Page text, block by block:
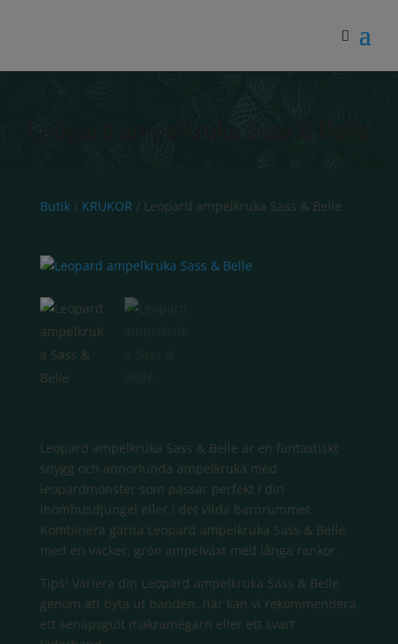
Butik/ KRUKOR / Leopard ampelkruka Sass & Belle
Leopard ampelkruka Sass & Belle är en fantastiskt
snygg och annorlunda ampelkruka med
leopardmönster som passar perfekt i din
inomhusdjungel eller i det vilda barnrummet.
Kombinera gärna Leopard ampelkruka Sass & Belle
med en vacker, grön ampelväxt med långa rankor.
Tips! Variera din Leopard ampelkruka Sass & Belle
genom att byta ut banden, här kan vi rekommendera
ett senapsgult makramégarn eller ett svart